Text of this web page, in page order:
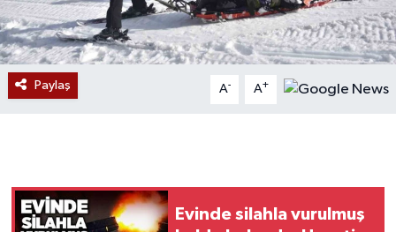
Paylaş A- A+
Evinde silahla vurulmuş
Düzce
Eğitim
Gökçebey